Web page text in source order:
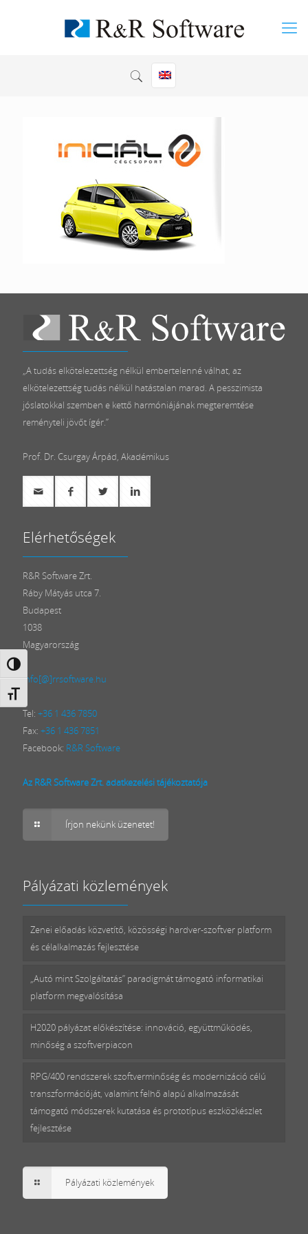
Nagy kontraszt váltása
Betűméret váltása
„A tudás elkötelezettség nélkül embertelenné válhat, az
elkötelezettség tudás nélkül hatástalan marad. A pesszimista
jóslatokkal szemben e kettő harmóniájának megteremtése
reményteli jövőt ígér.”
Prof. Dr. Csurgay Árpád, Akadémikus
Elérhetőségek
R&R Software Zrt.
Ráby Mátyás utca 7.
Budapest
1038
Magyarország
info[@]rrsoftware.hu
Tel: +36 1 436 7850
Fax: +36 1 436 7851
Facebook: R&R Software
Az R&R Software Zrt. adatkezelési tájékoztatója
Írjon nekünk üzenetet!
Pályázati közlemények
Zenei előadás közvetítő, közösségi hardver-szoftver platform
és célalkalmazás fejlesztése
„Autó mint Szolgáltatás” paradigmát támogató informatikai
platform megvalósítása
H2020 pályázat előkészítése: innováció, együttműködés,
minőség a szoftverpiacon
RPG/400 rendszerek szoftverminőség és modernizáció célú
transzformációját, valamint felhő alapú alkalmazását
támogató módszerek kutatása és prototípus eszközkészlet
fejlesztése
Pályázati közlemények